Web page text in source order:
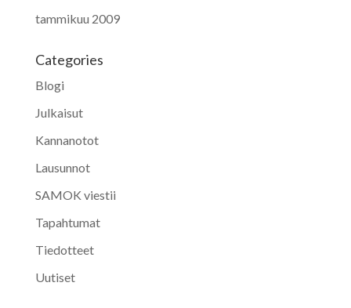
tammikuu 2009
Categories
Blogi
Julkaisut
Kannanotot
Lausunnot
SAMOK viestii
Tapahtumat
Tiedotteet
Uutiset